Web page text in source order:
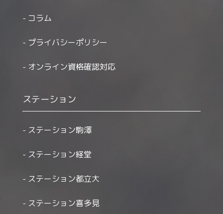
コラム
プライバシーポリシー
オンライン資格確認対応
ステーション
ステーション駒澤
ステーション経堂
ステーション都立大
ステーション喜多見